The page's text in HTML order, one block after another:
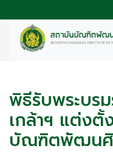
พิธีรับพระบรม
เกล้าฯ แต่ง
บัณฑิตพัฒน